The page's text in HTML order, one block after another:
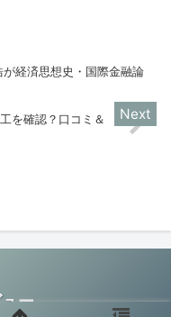
経済思想史・国際金融論
を確認？口コミ＆
ー